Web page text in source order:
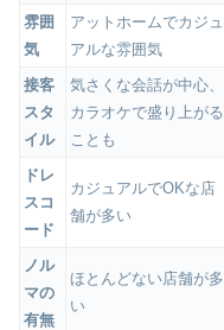
雰囲
気
アットホームでカジュ
アルな雰囲気
接客
スタ
イル
気さくな会話が中心、
カラオケで盛り上がる
ことも
ドレ
スコ
ード
カジュアルでOKな店
舗が多い
ノル
マの
有無
ほとんどない店舗が多
い